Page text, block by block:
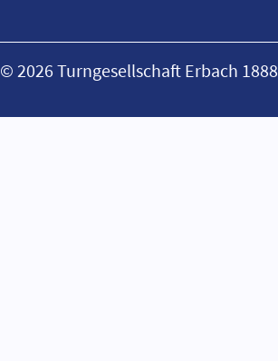
© 2026 Turngesellschaft Erbach 1888